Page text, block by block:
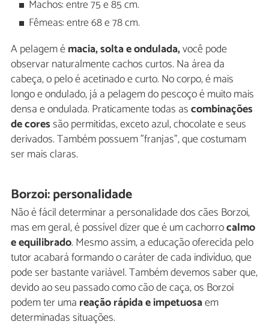
Machos: entre 75 e 85 cm.
Fêmeas: entre 68 e 78 cm.
A pelagem émacia, solta e ondulada,você pode
observar naturalmente cachos curtos. Na área da
cabeça, o pelo é acetinado e curto. No corpo, é mais
longo e ondulado, já a pelagem do pescoço é muito mais
densa e ondulada. Praticamente todas ascombinações
de coressão permitidas, exceto azul, chocolate e seus
derivados. Também possuem "franjas", que costumam
ser mais claras.
Borzoi: personalidade
Não é fácil determinar a personalidade dos cães Borzoi,
mas em geral, é possível dizer que é um cachorrocalmo
e equilibrado. Mesmo assim, a educação oferecida pelo
tutor acabará formando o caráter de cada indivíduo, que
pode ser bastante variável. Também devemos saber que,
devido ao seu passado como cão de caça, os Borzoi
podem ter uma reação rápida e impetuosaem
determinadas situações.